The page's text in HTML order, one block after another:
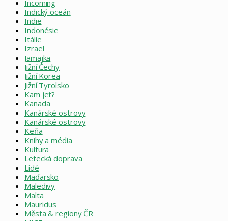
Incoming
Indický oceán
Indie
Indonésie
Itálie
Izrael
Jamajka
Jižní Čechy
Jižní Korea
Jižní Tyrolsko
Kam jet?
Kanada
Kanárské ostrovy
Kanárské ostrovy
Keňa
Knihy a média
Kultura
Letecká doprava
Lidé
Maďarsko
Maledivy
Malta
Mauricius
Města & regiony ČR